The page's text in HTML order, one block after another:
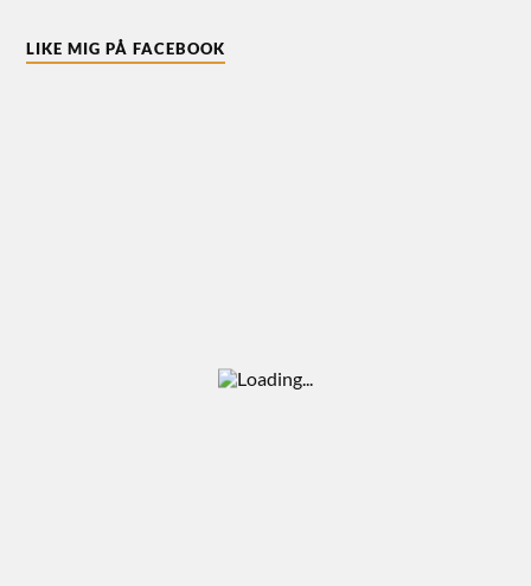
LIKE MIG PÅ FACEBOOK